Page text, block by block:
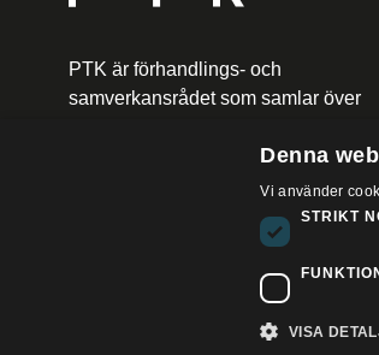
PTK är förhandlings- och
samverkansrådet som samlar över
tjänstemän i 26 fackförbund.
Denna
Vi använder
STRIKT
VISA